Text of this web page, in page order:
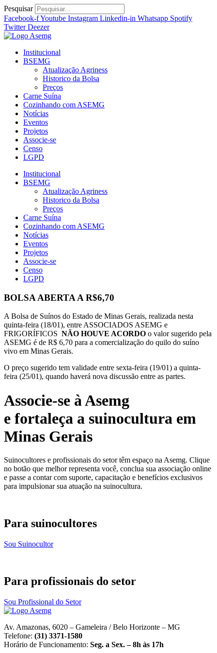
Ir
para
o
conteúdo
Pesquisar
Facebook-fYoutube Instagram Linkedin-in Whatsapp Spotify
Twitter Deezer
Institucional
BSEMG
Atualização Agriness
Historico da Bolsa
Preços
Carne Suína
Cozinhando com ASEMG
Notícias
Eventos
Projetos
Associe-se
Censo
LGPD
Institucional
BSEMG
Atualização Agriness
Historico da Bolsa
Preços
Carne Suína
Cozinhando com ASEMG
Notícias
Eventos
Projetos
Associe-se
Censo
LGPD
BOLSA ABERTA A R$6,70
A Bolsa de Suínos do Estado de Minas Gerais, realizada nesta
quinta-feira (18/01), entre ASSOCIADOS ASEMG e
FRIGORÍFICOS NÃO HOUVE ACORDO o valor sugerido pela
ASEMG é de R$ 6,70 para a comercialização do quilo do suíno
vivo em Minas Gerais.
O preço sugerido tem validade entre sexta-feira (19/01) a quinta-
feira (25/01), quando haverá nova discussão entre as partes.
Associe-se à Asemg
e fortaleça a suinocultura em
Minas Gerais
Suinocultores e profissionais do setor têm espaço na Asemg. Clique
no botão que melhor representa você, conclua sua associação online
e passe a contar com suporte, capacitação e benefícios exclusivos
para impulsionar sua atuação na suinocultura.
Para suinocultores
Sou Suinocultor
Para profissionais do setor
Sou Profissional do Setor
Av. Amazonas, 6020 – Gameleira / Belo Horizonte – MG
Telefone: (31) 3371-1580
Horário de Funcionamento: Seg. a Sex. – 8h às 17h